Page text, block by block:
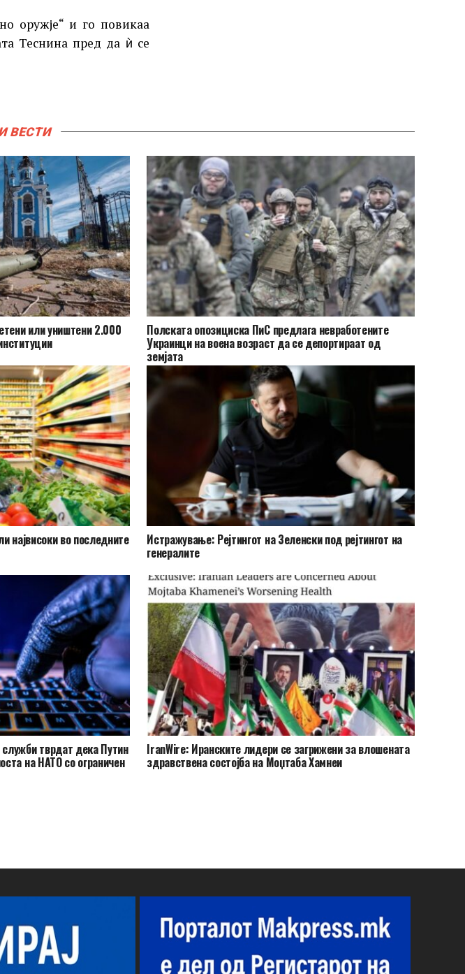
оружје“ и го повикаа
Теснина пред да ѝ се
ВЕСТИ
или уништени 2.000 Полската опозициска ПиС предлага невработените
Украинци на воена возраст да се депортираат од
земјата
највисоки во последните Истражување: Рејтингот на Зеленски под рејтингот на
генералите
тврдат дека Путин
на НАТО со ограничен
IranWire: Иранските лидери се загрижени за влошената
здравствена состојба на Моџтаба Хамнеи